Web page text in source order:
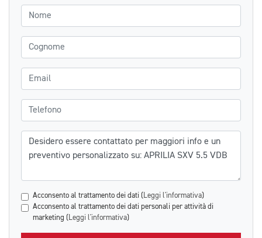
Nome
Cognome
Email
Telefono
Messaggio
Acconsento al trattamento dei dati ( Leggi l'informativa)
Acconsento al trattamento dei dati personali per attività di
marketing ( Leggi l'informativa)